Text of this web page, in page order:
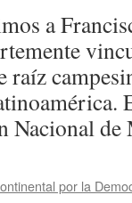
a
raíz
por la